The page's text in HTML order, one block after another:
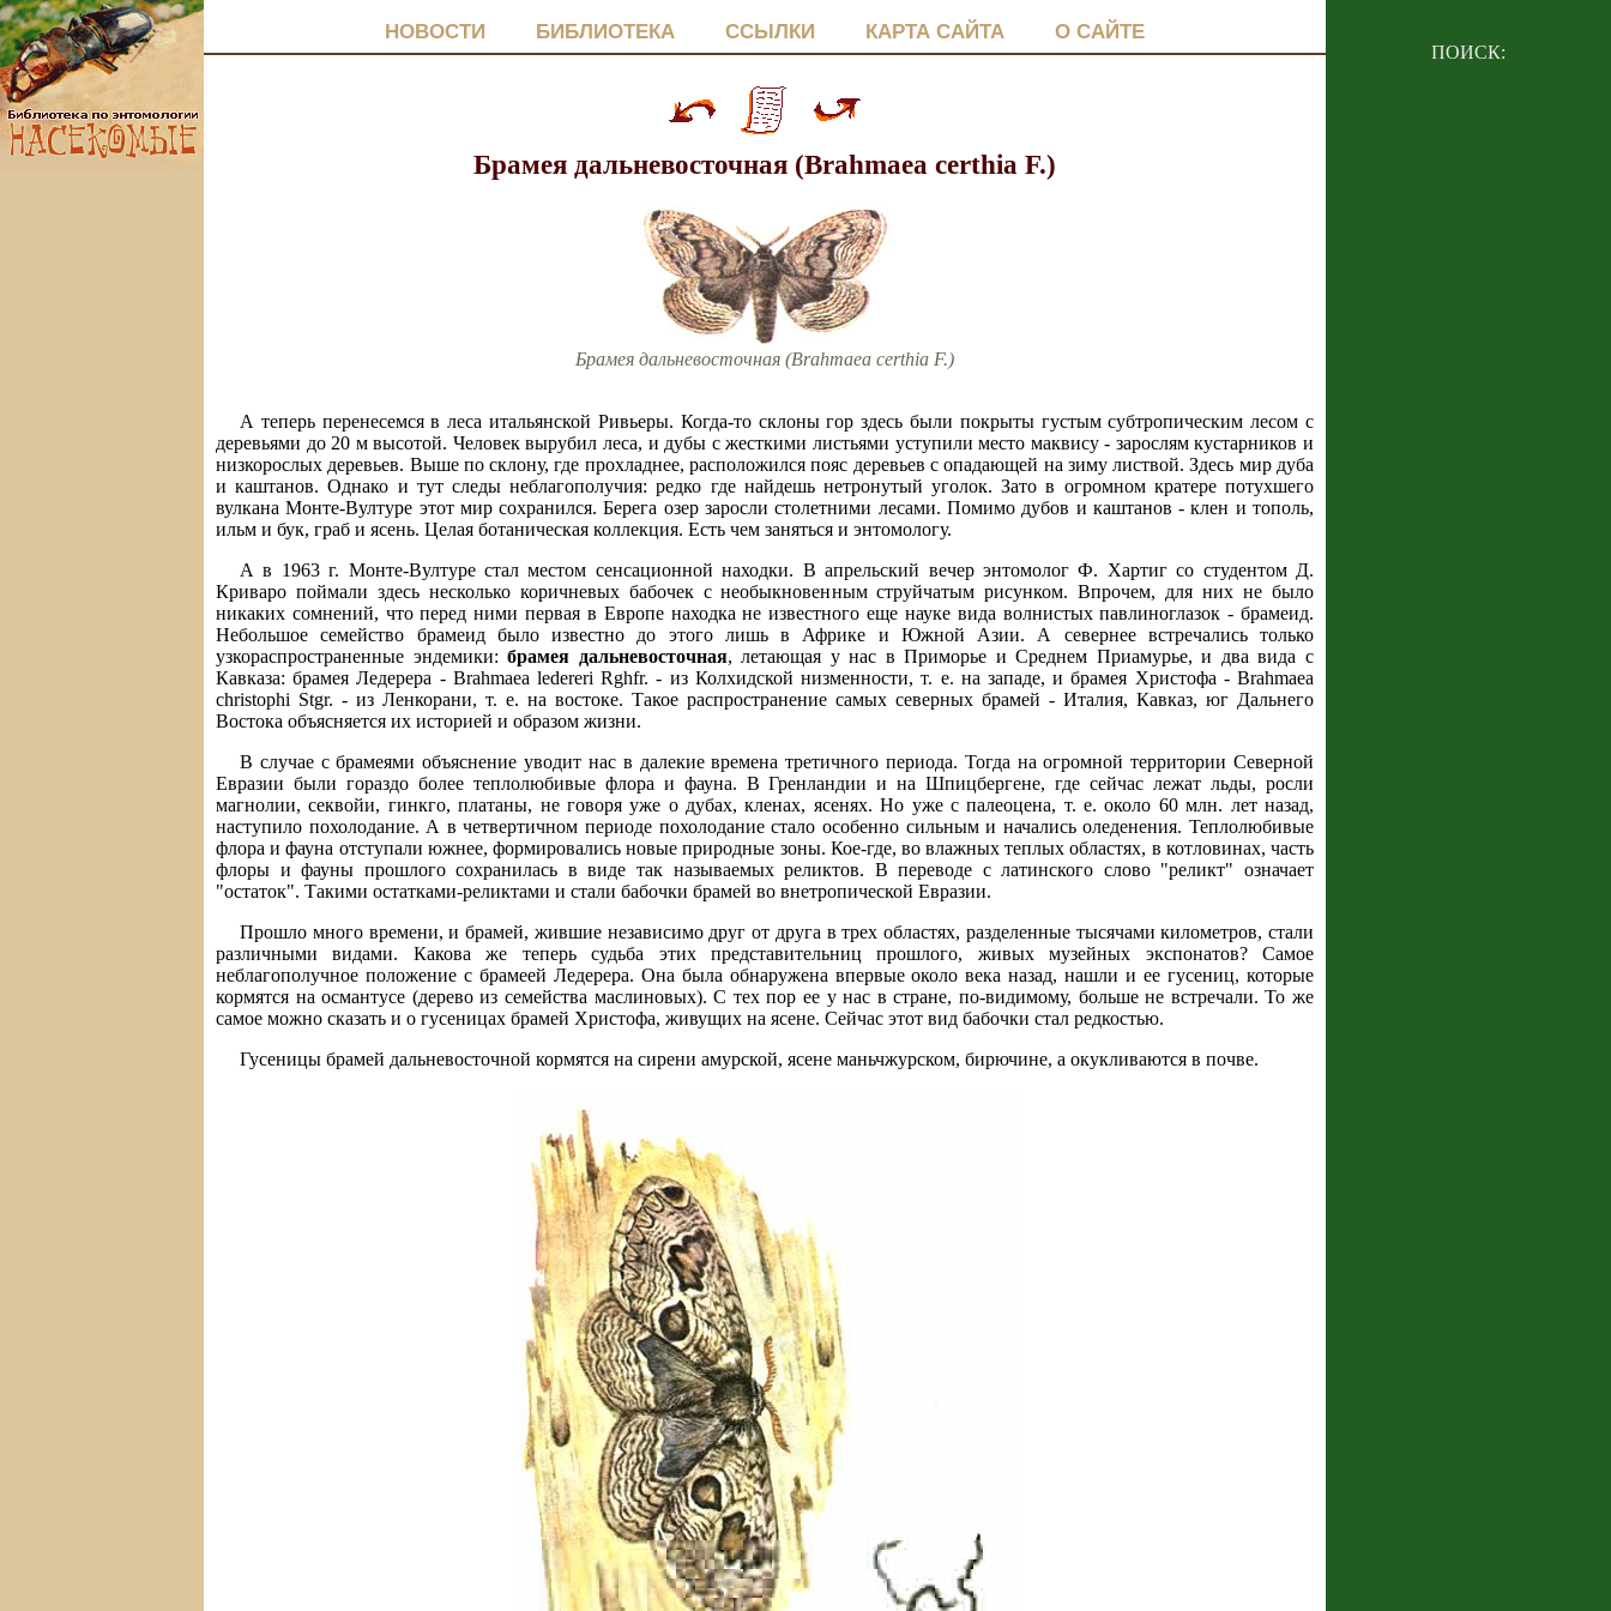
НОВОСТИ БИБЛИОТЕКА ССЫЛКИ КАРТА САЙТА О САЙТЕ
Брамея дальневосточная (Brahmaea certhia F.)
Брамея дальневосточная (Brahmaea certhia F.)
А теперь перенесемся в леса итальянской Ривьеры. Когда-то склоны гор здесь были покрыты густым субтропическим лесом с
деревьями до 20 м высотой. Человек вырубил леса, и дубы с жесткими листьями уступили место маквису - зарослям кустарников и
низкорослых деревьев. Выше по склону, где прохладнее, расположился пояс деревьев с опадающей на зиму листвой. Здесь мир дуба
и каштанов. Однако и тут следы неблагополучия: редко где найдешь нетронутый уголок. Зато в огромном кратере потухшего
вулкана Монте-Вултуре этот мир сохранился. Берега озер заросли столетними лесами. Помимо дубов и каштанов - клен и тополь,
ильм и бук, граб и ясень. Целая ботаническая коллекция. Есть чем заняться и энтомологу.
А в 1963 г. Монте-Вултуре стал местом сенсационной находки. В апрельский вечер энтомолог Ф. Хартиг со студентом Д.
Криваро поймали здесь несколько коричневых бабочек с необыкновенным струйчатым рисунком. Впрочем, для них не было
никаких сомнений, что перед ними первая в Европе находка не известного еще науке вида волнистых павлиноглазок - брамеид.
Небольшое семейство брамеид было известно до этого лишь в Африке и Южной Азии. А севернее встречались только
узкораспространенные эндемики:брамея дальневосточная, летающая у нас в Приморье и Среднем Приамурье, и два вида с
Кавказа: брамея Ледерера - Brahmaea ledereri Rghfr. - из Колхидской низменности, т. е. на западе, и брамея Христофа - Brahmaea
christophi Stgr. - из Ленкорани, т. е. на востоке. Такое распространение самых северных брамей - Италия, Кавказ, юг Дальнего
Востока объясняется их историей и образом жизни.
В случае с брамеями объяснение уводит нас в далекие времена третичного периода. Тогда на огромной территории Северной
Евразии были гораздо более теплолюбивые флора и фауна. В Гренландии и на Шпицбергене, где сейчас лежат льды, росли
магнолии, секвойи, гинкго, платаны, не говоря уже о дубах, кленах, ясенях. Но уже с палеоцена, т. е. около 60 млн. лет назад,
наступило похолодание. А в четвертичном периоде похолодание стало особенно сильным и начались оледенения. Теплолюбивые
флора и фауна отступали южнее, формировались новые природные зоны. Кое-где, во влажных теплых областях, в котловинах, часть
флоры и фауны прошлого сохранилась в виде так называемых реликтов. В переводе с латинского слово "реликт" означает
"остаток". Такими остатками-реликтами и стали бабочки брамей во внетропической Евразии.
Прошло много времени, и брамей, жившие независимо друг от друга в трех областях, разделенные тысячами километров, стали
различными видами. Какова же теперь судьба этих представительниц прошлого, живых музейных экспонатов? Самое
неблагополучное положение с брамеей Ледерера. Она была обнаружена впервые около века назад, нашли и ее гусениц, которые
кормятся на османтусе (дерево из семейства маслиновых). С тех пор ее у нас в стране, по-видимому, больше не встречали. То же
самое можно сказать и о гусеницах брамей Христофа, живущих на ясене. Сейчас этот вид бабочки стал редкостью.
Гусеницы брамей дальневосточной кормятся на сирени амурской, ясене маньчжурском, бирючине, а окукливаются в почве.
ПОИСК: